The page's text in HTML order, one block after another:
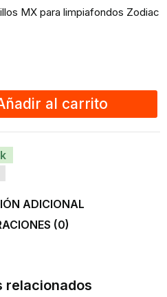
MX para limpiafondos Zodiac
al carrito
ADICIONAL
(0)
relacionados